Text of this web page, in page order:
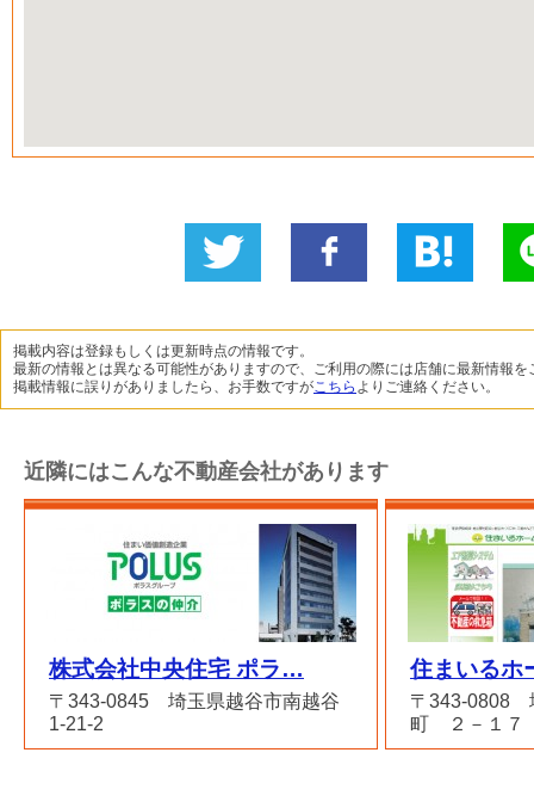
に投稿
ね！
掲載内容は登録もしくは更新時点の情報です。
最新の情報とは異なる可能性がありますので、ご利用の際には店舗に最新情報を
掲載情報に誤りがありましたら、お手数ですがこちら よりご連絡ください。
近隣にはこんな不動産会社があります
株式会社中央住宅 ポラ…
〒343-0845 埼玉県越谷市南越谷
1-21-2
住まいるホ
〒343-0808
町 ２－１７